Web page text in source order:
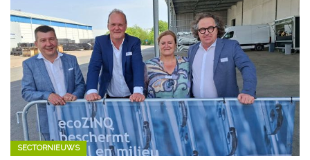
SECTORNIEUWS